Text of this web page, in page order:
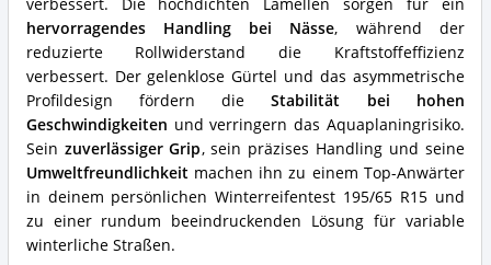
verbessert. Die hochdichten Lamellen sorgen für ein
hervorragendes Handling bei Nässe, während der
reduzierte Rollwiderstand die Kraftstoffeffizienz
verbessert. Der gelenklose Gürtel und das asymmetrische
Profildesign fördern dieStabilität bei hohen
Geschwindigkeiten und verringern das Aquaplaningrisiko.
Sein zuverlässiger Grip, sein präzises Handling und seine
Umweltfreundlichkeitmachen ihn zu einem Top-Anwärter
in deinem persönlichen Winterreifentest 195/65 R15 und
zu einer rundum beeindruckenden Lösung für variable
winterliche Straßen.
195/65
R15?